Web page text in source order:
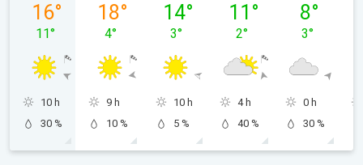
16°
11°
10 h
30 %
18°
4°
9 h
10 %
14°
3°
10 h
5 %
11 °
2°
4 h
40 %
8°
3°
0 h
30 %